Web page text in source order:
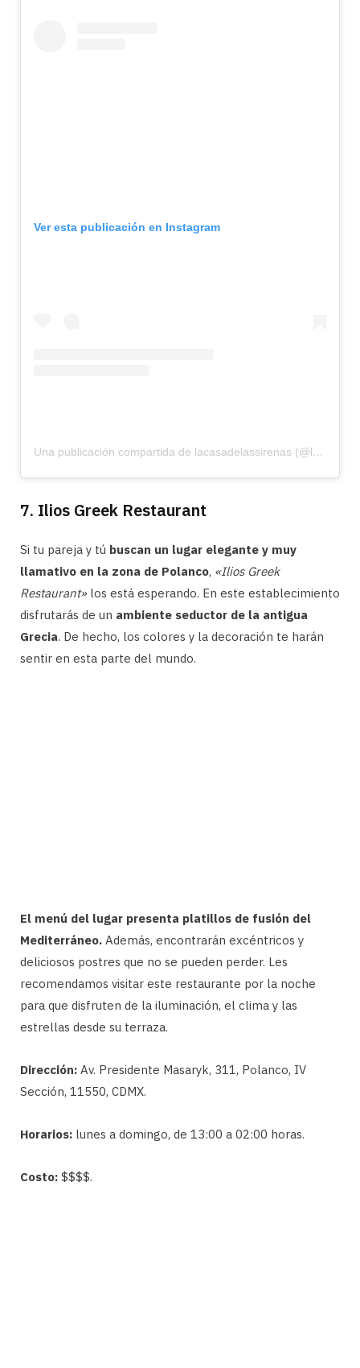
Ver esta publicación en Instagram
Una publicación compartida de lacasadelassirenas (@lacasadelas_sirenas)
7. Ilios Greek Restaurant
Si tu pareja y tú buscan un lugar elegante y muy
llamativo en la zona de Polanco, «Ilios Greek
Restaurant»los está esperando. En este establecimiento
disfrutarás de un ambiente seductor de la antigua
Grecia. De hecho, los colores y la decoración te harán
sentir en esta parte del mundo.
El menú del lugar presenta platillos de fusión del
Mediterráneo. Además, encontrarán excéntricos y
deliciosos postres que no se pueden perder. Les
recomendamos visitar este restaurante por la noche
para que disfruten de la iluminación, el clima y las
estrellas desde su terraza.
Dirección: Av. Presidente Masaryk, 311, Polanco, IV
Sección, 11550, CDMX.
Horarios: lunes a domingo, de 13:00 a 02:00 horas.
Costo: $$$$.